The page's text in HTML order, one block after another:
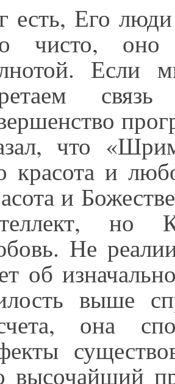
есть, Его
чисто, оно
Если
что
красота и
и
но
Не
об
выше
она
высочайший